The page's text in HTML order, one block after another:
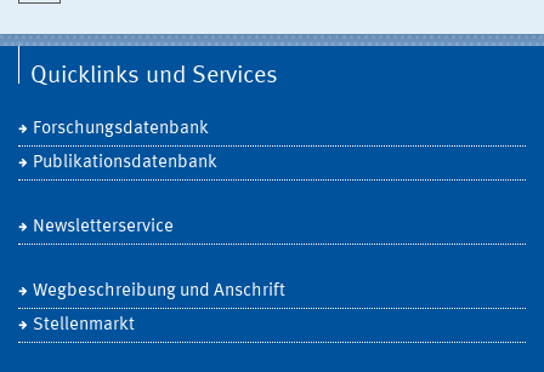
Quicklinks und Services
Forschungsdatenbank
Publikationsdatenbank
Newsletterservice
Wegbeschreibung und Anschrift
Stellenmarkt